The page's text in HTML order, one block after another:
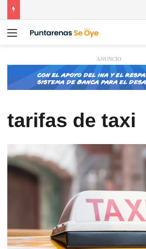
Menú
ANUNCIO
tarifas de taxi